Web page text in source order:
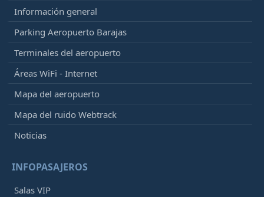
Información general
Parking Aeropuerto Barajas
Terminales del aeropuerto
Áreas WiFi - Internet
Mapa del aeropuerto
Mapa del ruido Webtrack
Noticias
INFOPASAJEROS
Salas VIP